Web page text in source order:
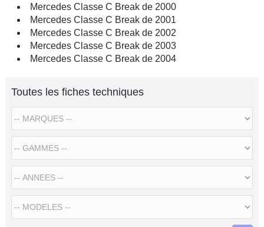
Mercedes Classe C Break de 2000
Mercedes Classe C Break de 2001
Mercedes Classe C Break de 2002
Mercedes Classe C Break de 2003
Mercedes Classe C Break de 2004
Toutes les fiches techniques